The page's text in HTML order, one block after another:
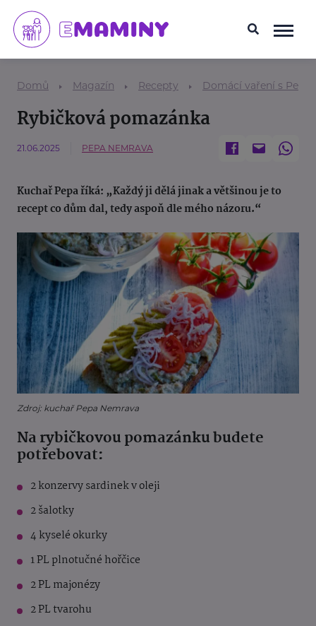
Domů Magazín Recepty Domácí vaření s
Rybičková pomazánka
21.06.2025 PEPA NEMRAVA
Kuchař Pepa říká: „Každý ji dělá jinak a většinou je to
recept co dům dal, tedy aspoň dle mého názoru.“
Zdroj: kuchař Pepa Nemrava
Na rybičkovou pomazánku budete
potřebovat:
2 konzervy sardinek v oleji
2 šalotky
4 kyselé okurky
1 PL plnotučné hořčice
2 PL majonézy
2 PL tvarohu